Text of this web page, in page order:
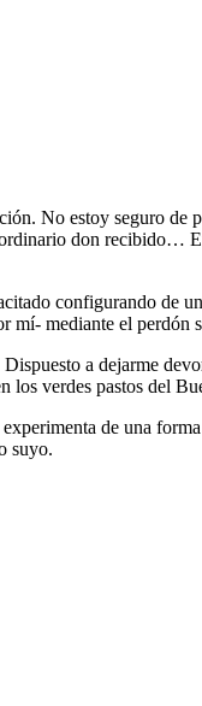
No estoy seguro de
don recibido…
configurando de
mí- mediante el perdón
a dejarme
los verdes pastos del
de una
suyo.